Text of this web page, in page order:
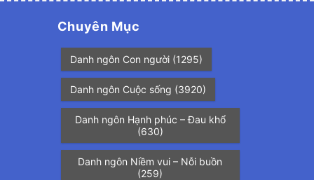
Chuyên Mục
Danh ngôn Con người(1295)
Danh ngôn Cuộc sống (3920)
Danh ngôn Hạnh phúc – Đau khổ
(630)
Danh ngôn Niềm vui – Nỗi buồn
(259)